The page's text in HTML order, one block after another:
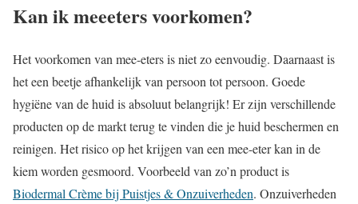
Kan ik meeeters voorkomen?
Het voorkomen van mee-eters is niet zo eenvoudig. Daarnaast is
het een beetje afhankelijk van persoon tot persoon. Goede
hygiëne van de huid is absoluut belangrijk! Er zijn verschillende
producten op de markt terug te vinden die je huid beschermen en
reinigen. Het risico op het krijgen van een mee-eter kan in de
kiem worden gesmoord. Voorbeeld van zo’n product is
Biodermal Crème bij Puistjes & Onzuiverheden. Onzuiverheden